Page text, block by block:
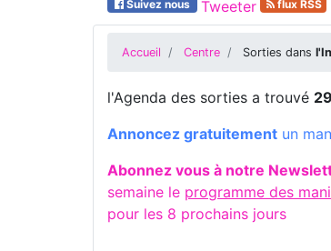
Suivez nous Tweeter flux RSS
Accueil Centre Sorties dans
l'Agenda des sorties a trouvé
Annoncez gratuitement un
Abonnez vous à notre
semaine le programme des
pour les 8 prochains jours